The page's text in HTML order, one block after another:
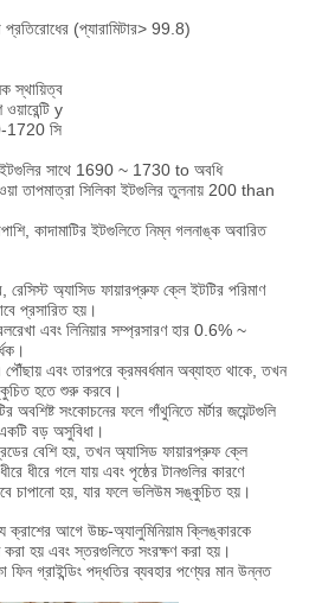
প্রতিরোধের (প্যারামিটার> 99.8)
স্থায়িত্ব
y
1720 সি
ইটগুলির সাথে 1690 ~ 1730 to অবধি
তাপমাত্রা সিলিকা ইটগুলির তুলনায় 200 than
কাদামাটির ইটগুলিতে নিম্ন গলনাঙ্ক অবারিত
অ্যাসিড ফায়ারপ্রুফ ক্লে ইটটির পরিমাণ
প্রসারিত হয়।
এবং লিনিয়ার সম্প্রসারণ হার 0.6% ~
এবং তারপরে ক্রমবর্ধমান অব্যাহত থাকে, তখন
হতে শুরু করবে।
সংকোচনের ফলে গাঁথুনিতে মর্টার জয়েন্টগুলি
বড় অসুবিধা।
বেশি হয়, তখন অ্যাসিড ফায়ারপ্রুফ ক্লে
ধীরে গলে যায় এবং পৃষ্ঠের টানগুলির কারণে
চাপানো হয়, যার ফলে ভলিউম সঙ্কুচিত হয়।
ক্রাশের আগে উচ্চ-অ্যালুমিনিয়াম ক্লিঙ্কারকে
করা হয় এবং স্তরগুলিতে সংরক্ষণ করা হয়।
গ্রাইন্ডিং পদ্ধতির ব্যবহার পণ্যের মান উন্নত